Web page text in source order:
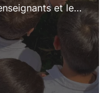
et les
prochaine